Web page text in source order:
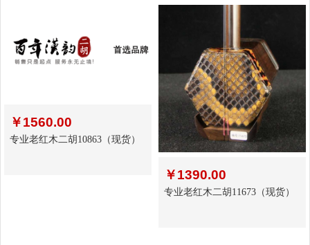
￥1560.00
专业老红木二胡10863（现货）
￥1390.00
专业老红木二胡11673（现货）